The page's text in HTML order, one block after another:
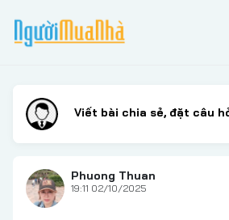
Phuong Thuan
19:11 02/10/2025